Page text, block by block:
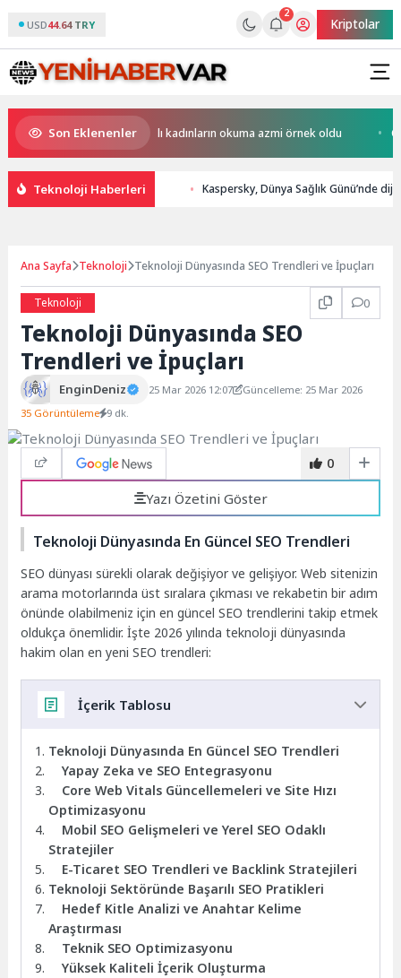
USD44.64 TRY
2
Kriptolar
Son Eklenenler
Konaklı kadınların okuma azmi örnek oldu
Teknoloji Haberleri Kaspersky, Dünya Sağlık Günü’nde
Ana Sayfa Teknoloji Teknoloji Dünyasında SEO Trendleri ve İpuçları
Teknoloji 0
Teknoloji Dünyasında SEO
Trendleri ve İpuçları
EnginDeniz 25 Mar 2026 12:07
Güncelleme: 25 Mar 2026
35 Görüntüleme 9 dk.
0
Yazı Özetini Göster
Teknoloji Dünyasında En Güncel SEO Trendleri
SEO dünyası sürekli olarak değişiyor ve gelişiyor. Web sitenizin
arama motorlarında üst sıralara çıkması ve rekabetin bir adım
önünde olabilmeniz için en güncel SEO trendlerini takip etmek
oldukça önemlidir. İşte 2026 yılında teknoloji dünyasında
hakim olan en yeni SEO trendleri:
İçerik Tablosu
Teknoloji Dünyasında En Güncel SEO Trendleri
Yapay Zeka ve SEO Entegrasyonu
Core Web Vitals Güncellemeleri ve Site Hızı
Optimizasyonu
Mobil SEO Gelişmeleri ve Yerel SEO Odaklı
Stratejiler
E-Ticaret SEO Trendleri ve Backlink Stratejileri
Teknoloji Sektöründe Başarılı SEO Pratikleri
Hedef Kitle Analizi ve Anahtar Kelime
Araştırması
Teknik SEO Optimizasyonu
Yüksek Kaliteli İçerik Oluşturma